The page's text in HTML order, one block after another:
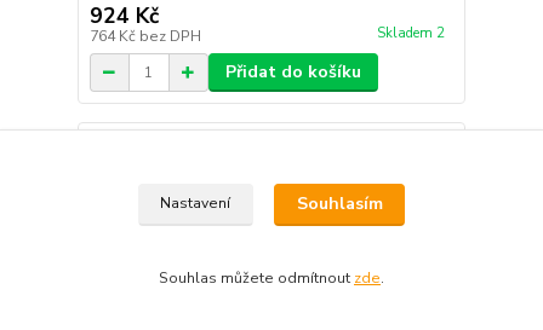
924 Kč
764 Kč bez DPH Skladem 2
Přidat do košíku
Nastavení Souhlasím
Souhlas můžete odmítnout zde.